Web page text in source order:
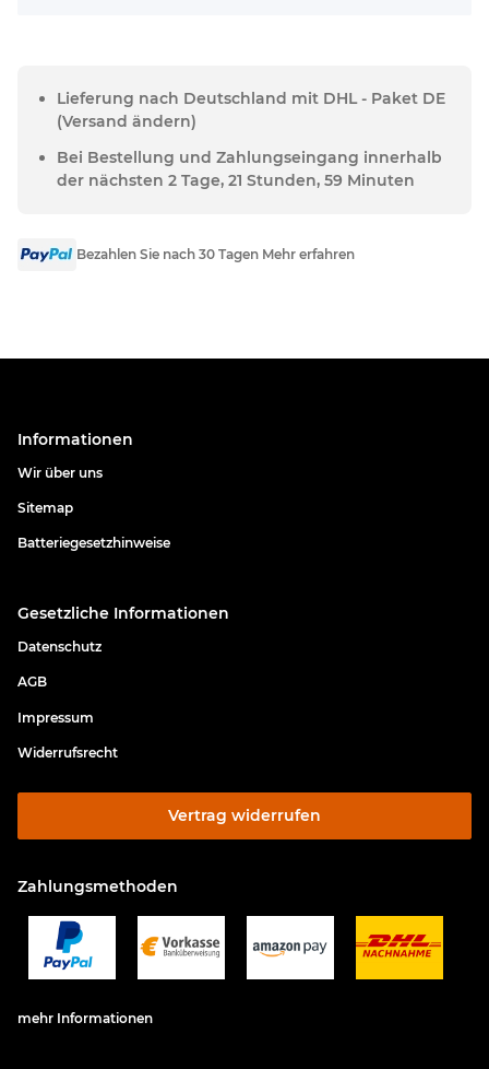
Lieferung nach Deutschland mit DHL - Paket DE
(Versand ändern)
Bei Bestellung und Zahlungseingang innerhalb
der nächsten 2 Tage, 21 Stunden, 59 Minuten
Bezahlen Sie nach 30 Tagen Mehr erfahren
Informationen
Wir über uns
Sitemap
Batteriegesetzhinweise
Gesetzliche Informationen
Datenschutz
AGB
Impressum
Widerrufsrecht
Vertrag widerrufen
Zahlungsmethoden
mehr Informationen